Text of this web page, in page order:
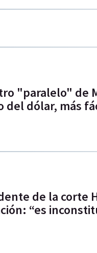
"paralelo" de
del dólar, más
de la corte
“es